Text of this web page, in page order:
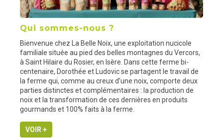
Qui sommes-nous ?
Bienvenue chez La Belle Noix, une exploitation nucicole
familiale située au pied des belles montagnes du Vercors,
à Saint Hilaire du Rosier, en Isère. Dans cette ferme bi-
centenaire, Dorothée et Ludovic se partagent le travail de
la ferme qui, comme au creux d’une noix, comporte deux
parties distinctes et complémentaires : la production de
noix et la transformation de ces dernières en produits
gourmands et 100% faits à la ferme.
VOIR +